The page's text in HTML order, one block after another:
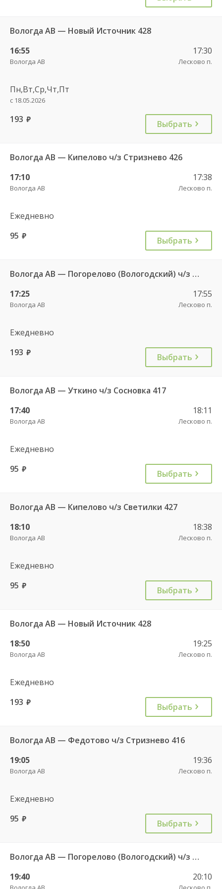
Вологда АВ — Новый Источник 428
16:55
Вологда АВ
17:30
Лесково п.
Пн,Вт,Ср,Чт,Пт
с 18.05.2026
193 руб. Выбрать
Вологда АВ — Кипелово ч/з Стризнево 426
17:10
Вологда АВ
17:38
Лесково п.
Ежедневно
95 руб. Выбрать
Вологда АВ — Погорелово (Вологодский) ч/з Новый Источник 422
17:25
Вологда АВ
17:55
Лесково п.
Ежедневно
193 руб. Выбрать
Вологда АВ — Уткино ч/з Сосновка 417
17:40
Вологда АВ
18:11
Лесково п.
Ежедневно
95 руб. Выбрать
Вологда АВ — Кипелово ч/з Светилки 427
18:10
Вологда АВ
18:38
Лесково п.
Ежедневно
95 руб. Выбрать
Вологда АВ — Новый Источник 428
18:50
Вологда АВ
19:25
Лесково п.
Ежедневно
193 руб. Выбрать
Вологда АВ — Федотово ч/з Стризнево 416
19:05
Вологда АВ
19:36
Лесково п.
Ежедневно
95 руб. Выбрать
Вологда АВ — Погорелово (Вологодский) ч/з Новый Источник 422
19:40
20:10